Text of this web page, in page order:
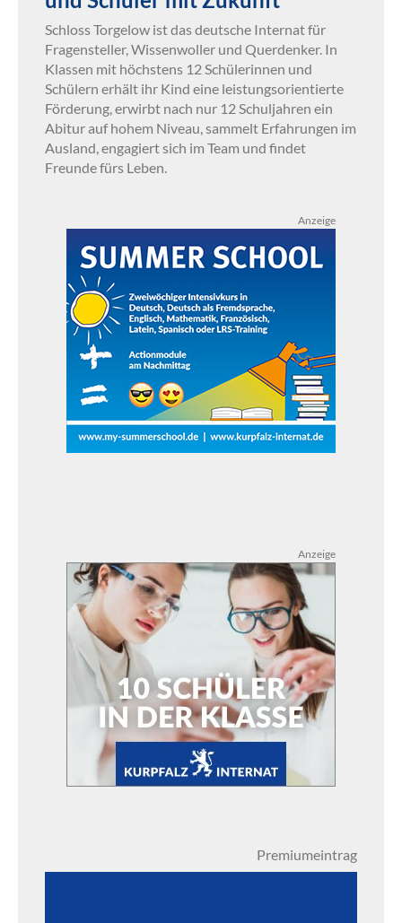
Schloss Torgelow ist das deutsche Internat für
Fragensteller, Wissenwoller und Querdenker. In
Klassen mit höchstens 12 Schülerinnen und
Schülern erhält ihr Kind eine leistungsorientierte
Förderung, erwirbt nach nur 12 Schuljahren ein
Abitur auf hohem Niveau, sammelt Erfahrungen im
Ausland, engagiert sich im Team und findet
Freunde fürs Leben.
Anzeige
Anzeige
Premiumeintrag